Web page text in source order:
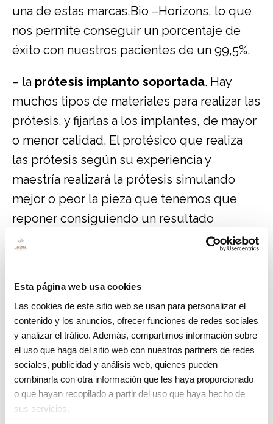
Esta página web usa cookies
Las cookies de este sitio web se usan para personalizar el
contenido y los anuncios, ofrecer funciones de redes sociales
y analizar el tráfico. Además, compartimos información sobre
el uso que haga del sitio web con nuestros partners de redes
sociales, publicidad y análisis web, quienes pueden
combinarla con otra información que les haya proporcionado
o que hayan recopilado a partir del uso que haya hecho de
sus servicios.
una de estas marcas,Bio –Horizons, lo que
nos permite conseguir un porcentaje de
éxito con nuestros pacientes de un 99,5%.
– la prótesis implanto soportada. Hay
muchos tipos de materiales para realizar las
prótesis, y fijarlas a los implantes, de mayor
o menor calidad. El protésico que realiza
las prótesis según su experiencia y
maestría realizará la prótesis simulando
mejor o peor la pieza que tenemos que
reponer consiguiendo un resultado
estético y funcional lo mejor posible.
intervención . La formación, experiencia y
profesionalidad de los profesionales que
nos atienden también se ve reflejada en las
tarifas.
– laplanificación del caso. Mediante
estudios tridimensionales del hueso, un tac